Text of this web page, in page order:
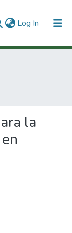
Log In (current)
la